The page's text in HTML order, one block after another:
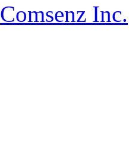
Comsenz Inc.